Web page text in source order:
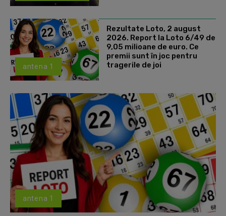
antena 1
Rezultate Loto, 2 august
2026. Report la Loto 6/49 de
9,05 milioane de euro. Ce
premii sunt în joc pentru
tragerile de joi
antena 1